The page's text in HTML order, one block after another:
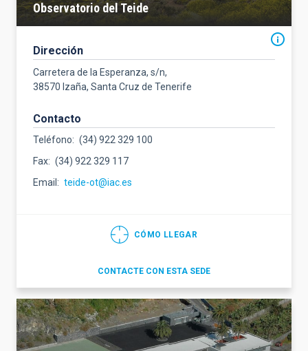
Observatorio del Teide
Dirección
Carretera de la Esperanza, s/n,
38570 Izaña, Santa Cruz de Tenerife
Contacto
Teléfono
(34) 922 329 100
Fax
(34) 922 329 117
Email
teide-ot@iac.es
CÓMO LLEGAR
CONTACTE CON ESTA SEDE